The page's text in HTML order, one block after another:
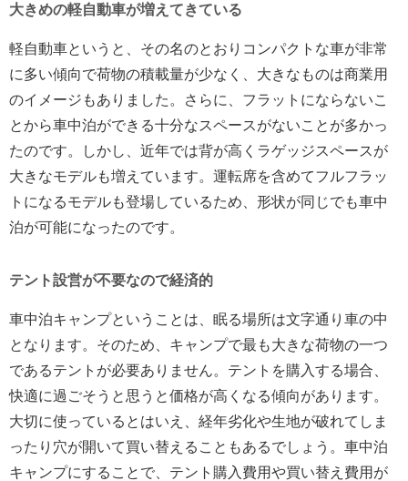
大きめの軽自動車が増えてきている
軽自動車というと、その名のとおりコンパクトな車が非常
に多い傾向で荷物の積載量が少なく、大きなものは商業用
のイメージもありました。さらに、フラットにならないこ
とから車中泊ができる十分なスペースがないことが多かっ
たのです。しかし、近年では背が高くラゲッジスペースが
大きなモデルも増えています。運転席を含めてフルフラッ
トになるモデルも登場しているため、形状が同じでも車中
泊が可能になったのです。
テント設営が不要なので経済的
車中泊キャンプということは、眠る場所は文字通り車の中
となります。そのため、キャンプで最も大きな荷物の一つ
であるテントが必要ありません。テントを購入する場合、
快適に過ごそうと思うと価格が高くなる傾向があります。
大切に使っているとはいえ、経年劣化や生地が破れてしま
ったり穴が開いて買い替えることもあるでしょう。車中泊
キャンプにすることで、テント購入費用や買い替え費用が